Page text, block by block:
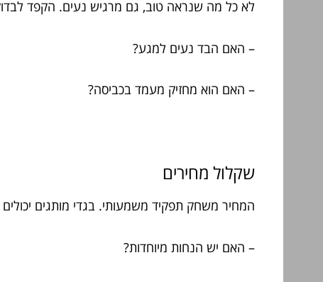
לא כל מה שנראה טוב, גם מרגיש נעים. הקפד לבדוק
– האם הבד נעים למגע?
– האם הוא מחזיק מעמד בכביסה?
שקלול מחירים
המחיר משחק תפקיד משמעותי. בגדי מותגים
– האם יש הנחות מיוחדות?